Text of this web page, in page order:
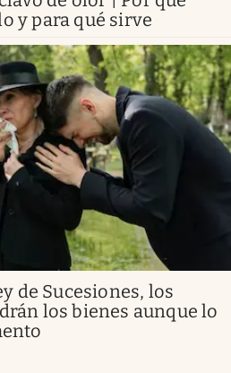
y para qué sirve
de Sucesiones, los
los bienes aunque lo